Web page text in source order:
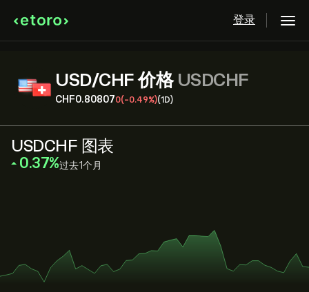
登录
USD/CHF 价格USDCHF
‎CHF‎0.808070(-0.49%)(1D)
USDCHF 图表
‎0.37‎ 过去1个月